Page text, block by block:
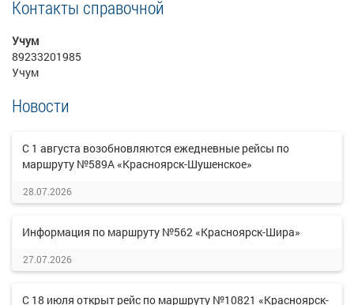
Контакты справочной
Учум
89233201985
Учум
Новости
С 1 августа возобновляются ежедневные рейсы по
маршруту №589А «Красноярск-Шушенское»
28.07.2026
Информация по маршруту №562 «Красноярск-Шира»
27.07.2026
С 18 июля открыт рейс по маршруту №10821 «Красноярск-